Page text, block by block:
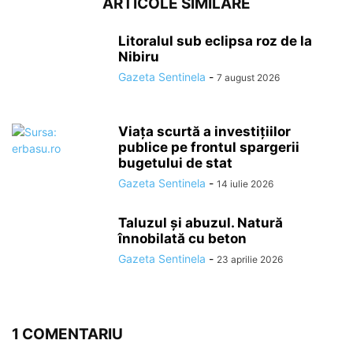
Litoralul sub eclipsa roz de la
Nibiru
Gazeta Sentinela - 7 august 2026
Viața scurtă a investițiilor
publice pe frontul spargerii
bugetului de stat
Gazeta Sentinela - 14 iulie 2026
Taluzul și abuzul. Natură
înnobilată cu beton
Gazeta Sentinela - 23 aprilie 2026
1 COMENTARIU